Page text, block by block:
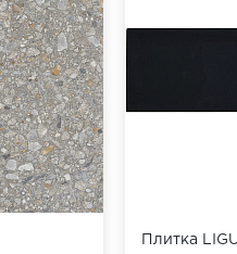
Плитка